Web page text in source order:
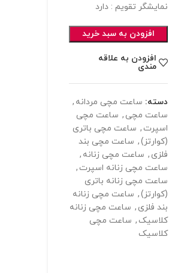
نمایشگر تقویم : دارد
افزودن به سبد خرید
افزودن به علاقه
مندی
دسته: ساعت مچی مردانه ,
ساعت مچی , ساعت مچی
اسپرت , ساعت مچی باتری
(کوارتز), ساعت مچی بند
فلزی , ساعت مچی زنانه ,
ساعت مچی زنانه اسپرت ,
ساعت مچی زنانه باتری
(کوارتز), ساعت مچی زنانه
بند فلزی , ساعت مچی زنانه
کلاسیک , ساعت مچی
کلاسیک